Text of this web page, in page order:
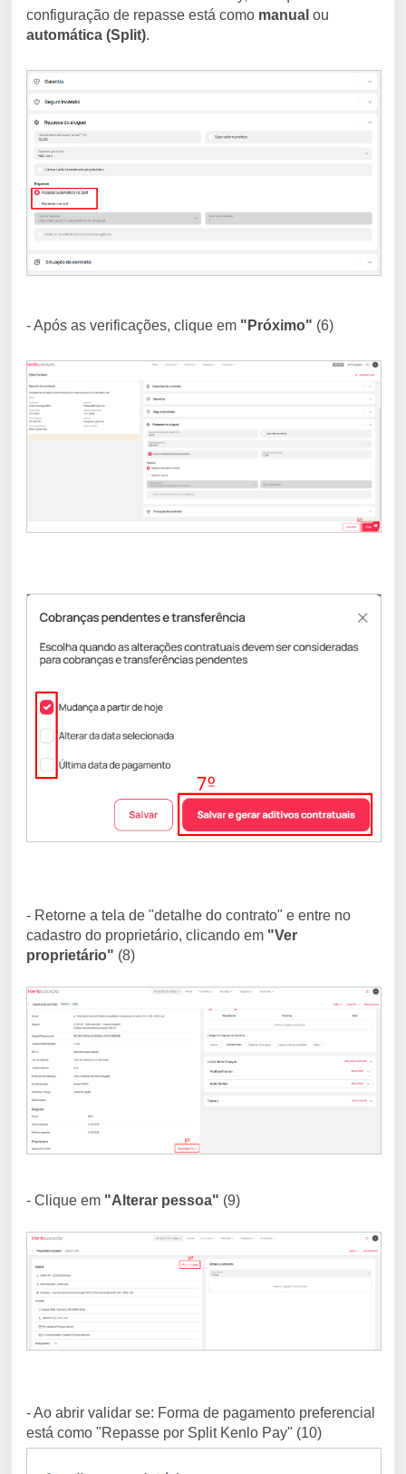
configuração de repasse está como manual ou
automática (Split).
- Após as verificações, clique em "Próximo" (6)
- Retorne a tela de "detalhe do contrato" e entre no
cadastro do proprietário, clicando em "Ver
proprietário" (8)
- Clique em "Alterar pessoa" (9)
- Ao abrir validar se: Forma de pagamento preferencial
está como "Repasse por Split Kenlo Pay" (10)